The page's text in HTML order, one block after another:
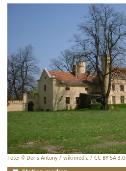
Foto: © Doris Antony / wikimedia / CC BY-SA 3.0